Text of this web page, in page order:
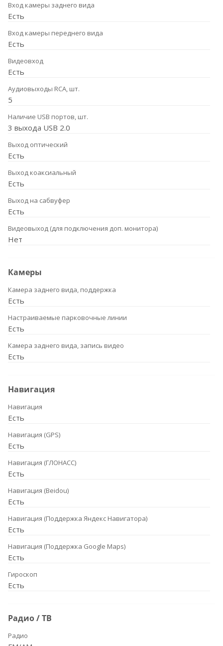
Вход камеры заднего вида
Есть
Вход камеры переднего вида
Есть
Видеовход
Есть
Аудиовыходы RCA, шт.
5
Наличие USB портов, шт.
3 выхода USB 2.0
Выход оптический
Есть
Выход коаксиальный
Есть
Выход на сабвуфер
Есть
Видеовыход (для подключения доп. монитора)
Нет
Камеры
Камера заднего вида, поддержка
Есть
Настраиваемые парковочные линии
Есть
Камера заднего вида, запись видео
Есть
Навигация
Навигация
Есть
Навигация (GPS)
Есть
Навигация (ГЛОНАСС)
Есть
Навигация (Beidou)
Есть
Навигация (Поддержка Яндекс Навигатора)
Есть
Навигация (Поддержка Google Maps)
Есть
Гироскоп
Есть
Радио / ТВ
Радио